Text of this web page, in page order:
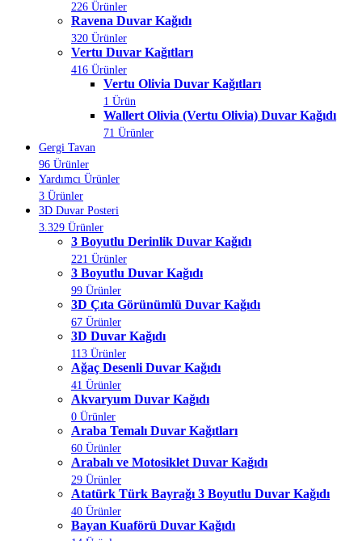
226 Ürünler
Ravena Duvar Kağıdı
320 Ürünler
Vertu Duvar Kağıtları
416 Ürünler
Vertu Olivia Duvar Kağıtları
1 Ürün
Wallert Olivia (Vertu Olivia) Duvar Kağıdı
71 Ürünler
Gergi Tavan
96 Ürünler
Yardımcı Ürünler
3 Ürünler
3D Duvar Posteri
3.329 Ürünler
3 Boyutlu Derinlik Duvar Kağıdı
221 Ürünler
3 Boyutlu Duvar Kağıdı
99 Ürünler
3D Çıta Görünümlü Duvar Kağıdı
67 Ürünler
3D Duvar Kağıdı
113 Ürünler
Ağaç Desenli Duvar Kağıdı
41 Ürünler
Akvaryum Duvar Kağıdı
0 Ürünler
Araba Temalı Duvar Kağıtları
60 Ürünler
Arabalı ve Motosiklet Duvar Kağıdı
29 Ürünler
Atatürk Türk Bayrağı 3 Boyutlu Duvar Kağıdı
40 Ürünler
Bayan Kuaförü Duvar Kağıdı